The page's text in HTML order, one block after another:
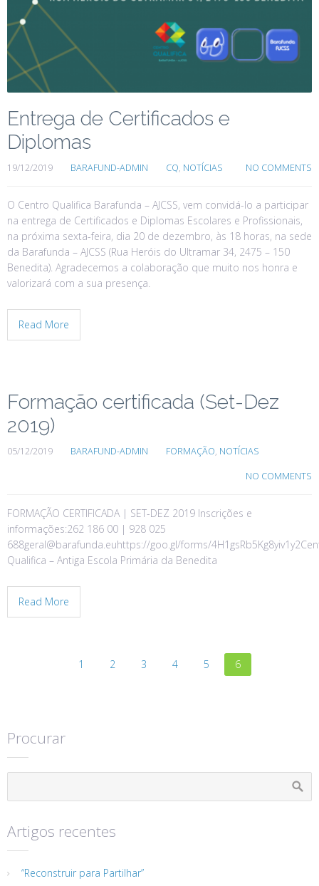
Entrega de Certificados e
Diplomas
19/12/2019 BARAFUND-ADMIN CQ, NOTÍCIAS NO COMMENTS
O Centro Qualifica Barafunda – AJCSS, vem convidá-lo a participar
na entrega de Certificados e Diplomas Escolares e Profissionais,
na próxima sexta-feira, dia 20 de dezembro, às 18 horas, na sede
da Barafunda – AJCSS (Rua Heróis do Ultramar 34, 2475 – 150
Benedita). Agradecemos a colaboração que muito nos honra e
valorizará com a sua presença.
Read More
Formação certificada (Set-Dez
2019)
05/12/2019 BARAFUND-ADMIN FORMAÇÃO, NOTÍCIAS
NO COMMENTS
FORMAÇÃO CERTIFICADA | SET-DEZ 2019 Inscrições e
informações:262 186 00 | 928 025
688geral@barafunda.euhttps://goo.gl/forms/
Qualifica – Antiga Escola Primária da Benedita
Read More
1 2 3 4 5 6
Procurar
Artigos recentes
“Reconstruir para Partilhar”